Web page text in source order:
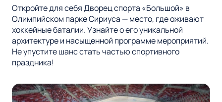
Откройте для себя Дворец спорта «Большой» в
Олимпийском парке Сириуса — место, где оживают
хоккейные баталии. Узнайте о его уникальной
архитектуре и насыщенной программе мероприятий.
Не упустите шанс стать частью спортивного
праздника!